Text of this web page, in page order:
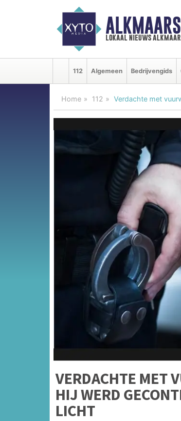
lokaal nieuws
112 Algemeen Bedrijvengids
Home 112 Verdachte met
VERDACHTE MET
HIJ WERD
LICHT